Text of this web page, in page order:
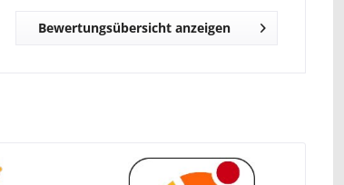
Bewertungsübersicht anzeigen